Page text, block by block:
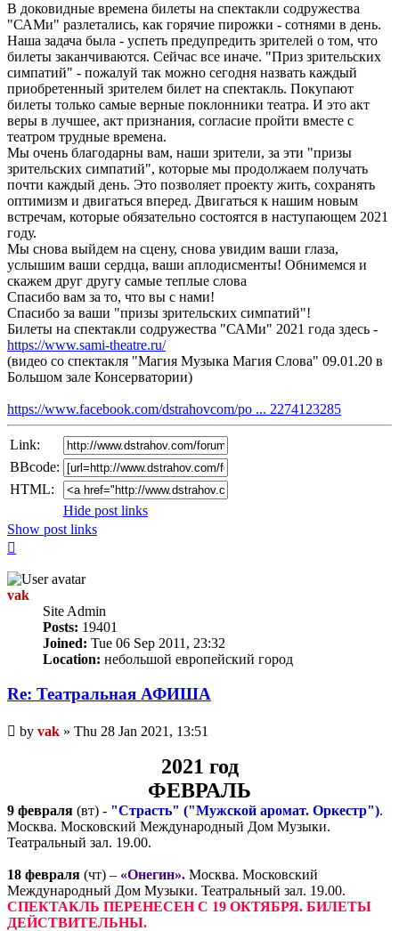
В доковидные времена билеты на спектакли содружества
"САМи" разлетались, как горячие пирожки - сотнями в день.
Наша задача была - успеть предупредить зрителей о том, что
билеты заканчиваются. Сейчас все иначе. "Приз зрительских
симпатий" - пожалуй так можно сегодня назвать каждый
приобретенный зрителем билет на спектакль. Покупают
билеты только самые верные поклонники театра. И это акт
веры в лучшее, акт признания, согласие пройти вместе с
театром трудные времена.
Мы очень благодарны вам, наши зрители, за эти "призы
зрительских симпатий", которые мы продолжаем получать
почти каждый день. Это позволяет проекту жить, сохранять
оптимизм и двигаться вперед. Двигаться к нашим новым
встречам, которые обязательно состоятся в наступающем 2021
году.
Мы снова выйдем на сцену, снова увидим ваши глаза,
услышим ваши сердца, ваши аплодисменты! Обнимемся и
скажем друг другу самые теплые слова
Спасибо вам за то, что вы с нами!
Спасибо за ваши "призы зрительских симпатий"!
Билеты на спектакли содружества "САМи" 2021 года здесь -
https://www.sami-theatre.ru/
(видео со спектакля "Магия Музыка Магия Слова" 09.01.20 в
Большом зале Консерватории)
https://www.facebook.com/dstrahovcom/po ... 2274123285
Link:
BBcode:
HTML:
Hide post links
Show post links
vak
Site Admin
Posts: 19401
Joined: Tue 06 Sep 2011, 23:32
Location: небольшой европейский город
Re: Театральная АФИША
Unread
post
by vak » Thu 28 Jan 2021, 13:51
2021 год
ФЕВРАЛЬ
9 февраля (вт) - "Страсть" ("Мужской аромат. Оркестр").
Москва. Московский Международный Дом Музыки.
Театральный зал. 19.00.
18 февраля (чт) – «Онегин». Москва. Московский
Международный Дом Музыки. Театральный зал. 19.00.
СПЕКТАКЛЬ ПЕРЕНЕСЕН С 19 ОКТЯБРЯ. БИЛЕТЫ
ДЕЙСТВИТЕЛЬНЫ.